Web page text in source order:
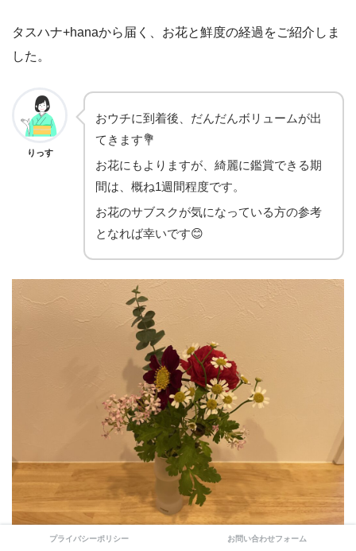
タスハナ+hanaから届く、お花と鮮度の経過をご紹介しま
した。
りっす
おウチに到着後、だんだんボリュームが出
てきます💐
お花にもよりますが、綺麗に鑑賞できる期
間は、概ね1週間程度です。
お花のサブスクが気になっている方の参考
となれば幸いです😊
プライバシーポリシー お問い合わせフォーム